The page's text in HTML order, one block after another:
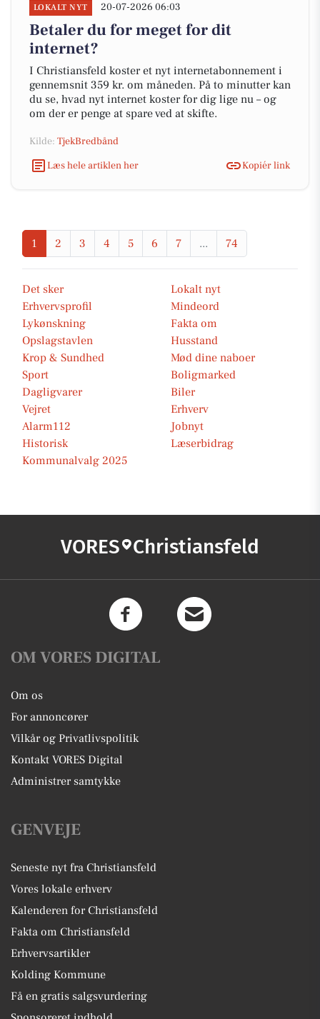
LOKALT NYT 20-07-2026 06:03
Betaler du for meget for dit
internet?
I Christiansfeld koster et nyt internetabonnement i
gennemsnit 359 kr. om måneden. På to minutter kan
du se, hvad nyt internet koster for dig lige nu – og
om der er penge at spare ved at skifte.
Kilde: TjekBredbånd
Læs hele artiklen her
Kopiér link
1 2 3 4 5 6 7 ... 74
Det sker
Lokalt nyt
Erhvervsprofil
Mindeord
Lykønskning
Fakta om
Opslagstavlen
Husstand
Krop & Sundhed
Mød dine naboer
Sport
Boligmarked
Dagligvarer
Biler
Vejret
Erhverv
Alarm112
Jobnyt
Historisk
Læserbidrag
Kommunalvalg 2025
VORES Christiansfeld
OM VORES DIGITAL
Om os
For annoncører
Vilkår og Privatlivspolitik
Kontakt VORES Digital
Administrer samtykke
GENVEJE
Seneste nyt fra Christiansfeld
Vores lokale erhverv
Kalenderen for Christiansfeld
Fakta om Christiansfeld
Erhvervsartikler
Kolding Kommune
Få en gratis salgsvurdering